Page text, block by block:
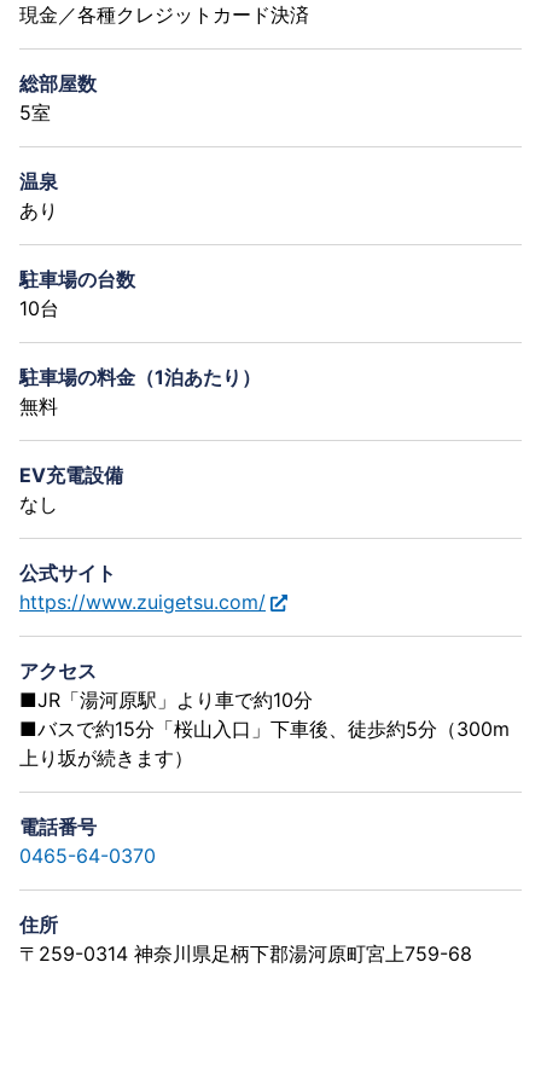
現金／各種クレジットカード決済
総部屋数
5室
温泉
あり
駐車場の台数
10台
駐車場の料金（1泊あたり）
無料
EV充電設備
なし
公式サイト
https://www.zuigetsu.com/
アクセス
■JR「湯河原駅」より車で約10分
■バスで約15分「桜山入口」下車後、徒歩約5分（300m
上り坂が続きます）
電話番号
0465-64-0370
住所
〒259-0314 神奈川県足柄下郡湯河原町宮上759-68